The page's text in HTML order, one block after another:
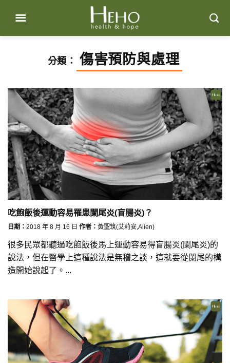
content
分類： 傷害預防與處理
吃飽飯後運動容易罹患闌尾炎(盲腸炎)？
日期： 2018 年 8 月 16 日 作者： 黃聖筑(艾莉安,Alien)
很多民眾都聽過吃飽飯後馬上運動容易得盲腸炎(闌尾炎)的
說法，但在醫學上這種說法是無稽之談，這就要從闌尾的構
造開始說起了。...